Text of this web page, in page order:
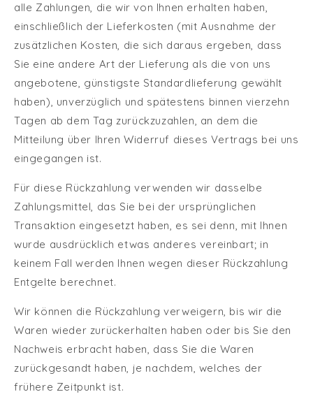
alle Zahlungen, die wir von Ihnen erhalten haben,
einschließlich der Lieferkosten (mit Ausnahme der
zusätzlichen Kosten, die sich daraus ergeben, dass
Sie eine andere Art der Lieferung als die von uns
angebotene, günstigste Standardlieferung gewählt
haben), unverzüglich und spätestens binnen vierzehn
Tagen ab dem Tag zurückzuzahlen, an dem die
Mitteilung über Ihren Widerruf dieses Vertrags bei uns
eingegangen ist.
Für diese Rückzahlung verwenden wir dasselbe
Zahlungsmittel, das Sie bei der ursprünglichen
Transaktion eingesetzt haben, es sei denn, mit Ihnen
wurde ausdrücklich etwas anderes vereinbart; in
keinem Fall werden Ihnen wegen dieser Rückzahlung
Entgelte berechnet.
Wir können die Rückzahlung verweigern, bis wir die
Waren wieder zurückerhalten haben oder bis Sie den
Nachweis erbracht haben, dass Sie die Waren
zurückgesandt haben, je nachdem, welches der
frühere Zeitpunkt ist.